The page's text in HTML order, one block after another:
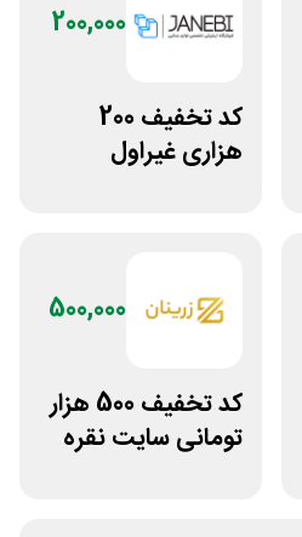
200,000
کد تخفیف 200
هزاری غیراول
500,000
کد تخفیف 500 هزار
تومانی سایت نقره